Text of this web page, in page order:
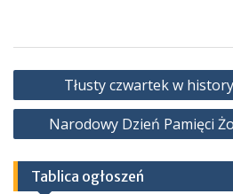
Nawigacja
wpisu
Tłusty czwartek w
Narodowy Dzień Pamięci
Tablica ogłoszeń